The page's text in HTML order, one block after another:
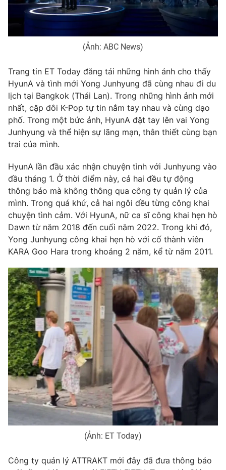
Tổng đài VTV:024.38 355 931 - 024.38 355 932
Ðiện thoại Thời báo VTV:
024.66 897 897
Email:toasoan@vtv.vn
024-7300.7108
® Cấm sao chép dưới mọi hình thức nếu không có sự chấp
thuận bằng văn bản. Ghi rõ nguồn VTV.vn khi phát hành lại
thông tin từ website này.
(Ảnh: ABC News)
Trang tin ET Today đăng tải những hình ảnh cho thấy
HyunA và tình mới Yong Junhyung đã cùng nhau đi du
lịch tại Bangkok (Thái Lan). Trong những hình ảnh mới
nhất, cặp đôi K-Pop tự tin nắm tay nhau và cùng dạo
phố. Trong một bức ảnh, HyunA đặt tay lên vai Yong
Junhyung và thể hiện sự lãng mạn, thân thiết cùng bạn
trai của mình.
HyunA lần đầu xác nhận chuyện tình với Junhyung vào
đầu tháng 1. Ở thời điểm này, cả hai đều tự động
thông báo mà không thông qua công ty quản lý của
mình. Trong quá khứ, cả hai ngôi đều từng công khai
chuyện tình cảm. Với HyunA, nữ ca sĩ công khai hẹn hò
Dawn từ năm 2018 đến cuối năm 2022. Trong khi đó,
Yong Junhyung công khai hẹn hò với cố thành viên
KARA Goo Hara trong khoảng 2 năm, kể từ năm 2011.
(Ảnh: ET Today)
Công ty quản lý ATTRAKT mới đây đã đưa thông báo